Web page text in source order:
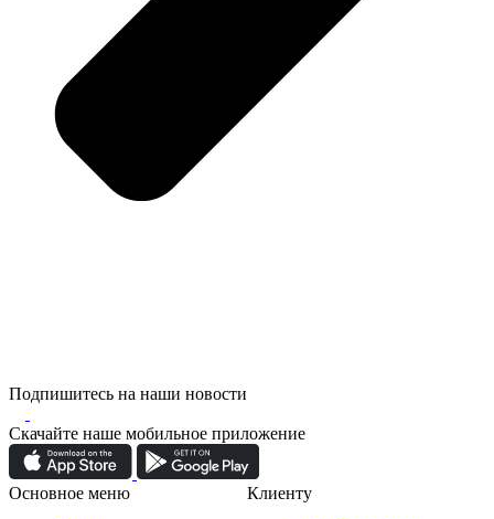
Подпишитесь на наши новости
Скачайте наше мобильное приложение
Основное меню
Клиенту